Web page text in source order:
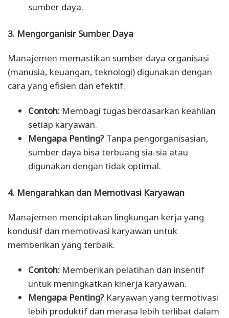
sumber daya.
3. Mengorganisir Sumber Daya
Manajemen memastikan sumber daya organisasi
(manusia, keuangan, teknologi) digunakan dengan
cara yang efisien dan efektif.
Contoh: Membagi tugas berdasarkan keahlian
setiap karyawan.
Mengapa Penting? Tanpa pengorganisasian,
sumber daya bisa terbuang sia-sia atau
digunakan dengan tidak optimal.
4. Mengarahkan dan Memotivasi Karyawan
Manajemen menciptakan lingkungan kerja yang
kondusif dan memotivasi karyawan untuk
memberikan yang terbaik.
Contoh: Memberikan pelatihan dan insentif
untuk meningkatkan kinerja karyawan.
Mengapa Penting? Karyawan yang termotivasi
lebih produktif dan merasa lebih terlibat dalam